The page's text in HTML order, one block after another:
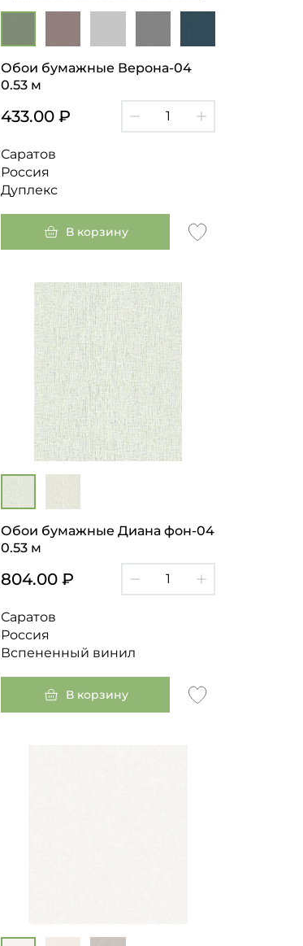
Обои бумажные Верона-04
0.53 м
433.00 ₽
Саратов
Россия
Дуплекс
В корзину
Обои бумажные Диана фон-04
0.53 м
804.00 ₽
Саратов
Россия
Вспененный винил
В корзину